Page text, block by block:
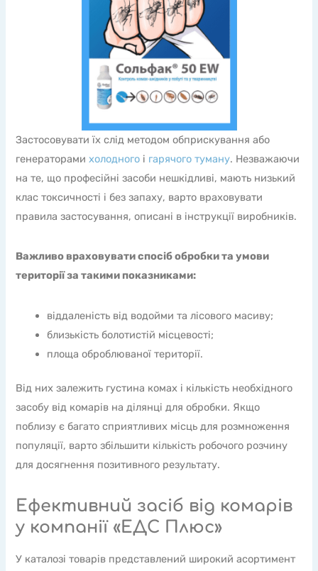
Застосовувати їх слід методом обприскування або
генераторамихолодного і гарячого туману. Незважаючи
на те, що професійні засоби нешкідливі, мають низький
клас токсичності і без запаху, варто враховувати
правила застосування, описані в інструкції виробників.
Важливо враховувати спосіб обробки та умови
території за такими показниками:
віддаленість від водойми та лісового масиву;
близькість болотистій місцевості;
площа оброблюваної території.
Від них залежить густина комах і кількість необхідного
засобу від комарів на ділянці для обробки. Якщо
поблизу є багато сприятливих місць для розмноження
популяції, варто збільшити кількість робочого розчину
для досягнення позитивного результату.
Ефективний засіб від комарів
у компанії «ЕДС Плюс»
У каталозі товарів представлений широкий асортимент